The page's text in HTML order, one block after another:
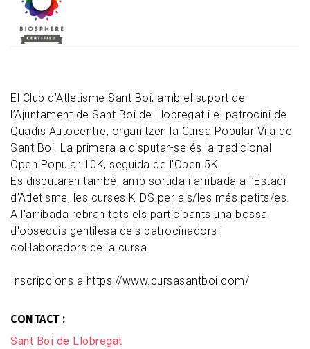
El Club d’Atletisme Sant Boi, amb el suport de
l’Ajuntament de Sant Boi de Llobregat i el patrocini de
Quadis Autocentre, organitzen la Cursa Popular Vila de
Sant Boi. La primera a disputar-se és la tradicional
Open Popular 10K, seguida de l'Open 5K.
Es disputaran també, amb sortida i arribada a l’Estadi
d’Atletisme, les curses KIDS per als/les més petits/es.
A l'arribada rebran tots els participants una bossa
d'obsequis gentilesa dels patrocinadors i
col·laboradors de la cursa.
Inscripcions a https://www.cursasantboi.com/
CONTACT
Sant Boi de Llobregat